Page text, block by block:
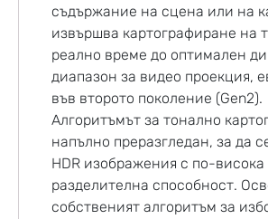
съдържание на сцена или на
извършва картографиране на
реално време до оптимален
диапазон за видео проекция,
във второто поколение (Gen2).
Алгоритъмът за тонално
напълно преразгледан, за да
HDR изображения с по-висока
разделителна способност.
собственият алгоритъм за